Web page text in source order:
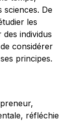
sciences. De
les
individus
considérer
principes.
réfléchie